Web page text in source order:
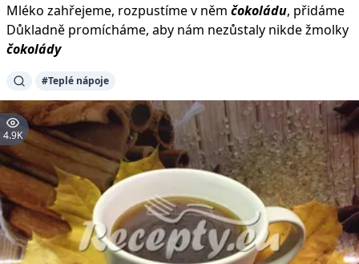
Mléko zahřejeme, rozpustíme v něm čokoládu, přidáme
Důkladně promícháme, aby nám nezůstaly nikde žmolky
čokolády
#Teplé nápoje
4.9K